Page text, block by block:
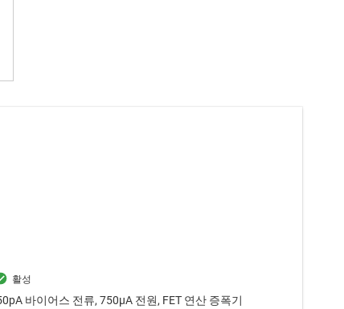
바이어스 전류, 750µA 전원, FET 연산 증폭기